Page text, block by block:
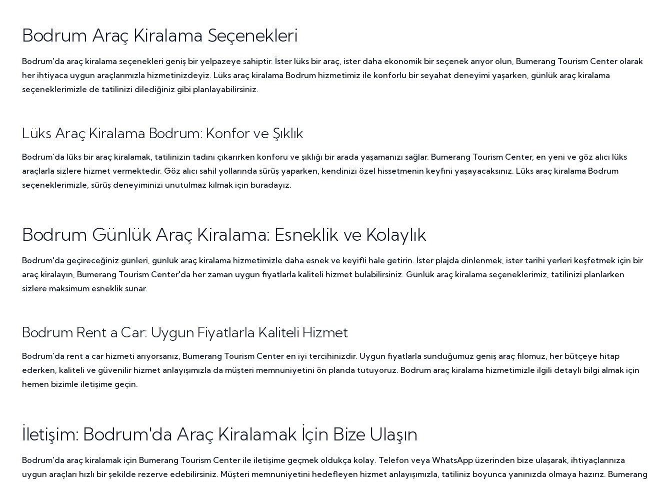
Bodrum Araç Kiralama Seçenekleri
Bodrum'da araç kiralama seçenekleri geniş bir yelpazeye sahiptir. İster lüks bir araç, ister daha ekonomik bir seçenek arıyor olun, Bumerang Tourism Center olarak
her ihtiyaca uygun araçlarımızla hizmetinizdeyiz. Lüks araç kiralama Bodrum hizmetimiz ile konforlu bir seyahat deneyimi yaşarken, günlük araç kiralama
seçeneklerimizle de tatilinizi dilediğiniz gibi planlayabilirsiniz.
Lüks Araç Kiralama Bodrum: Konfor ve Şıklık
Bodrum'da lüks bir araç kiralamak, tatilinizin tadını çıkarırken konforu ve şıklığı bir arada yaşamanızı sağlar. Bumerang Tourism Center, en yeni ve göz alıcı lüks
araçlarla sizlere hizmet vermektedir. Göz alıcı sahil yollarında sürüş yaparken, kendinizi özel hissetmenin keyfini yaşayacaksınız. Lüks araç kiralama Bodrum
seçeneklerimizle, sürüş deneyiminizi unutulmaz kılmak için buradayız.
Bodrum Günlük Araç Kiralama: Esneklik ve Kolaylık
Bodrum'da geçireceğiniz günleri, günlük araç kiralama hizmetimizle daha esnek ve keyifli hale getirin. İster plajda dinlenmek, ister tarihi yerleri keşfetmek için bir
araç kiralayın, Bumerang Tourism Center'da her zaman uygun fiyatlarla kaliteli hizmet bulabilirsiniz. Günlük araç kiralama seçeneklerimiz, tatilinizi planlarken
sizlere maksimum esneklik sunar.
Bodrum Rent a Car: Uygun Fiyatlarla Kaliteli Hizmet
Bodrum'da rent a car hizmeti arıyorsanız, Bumerang Tourism Center en iyi tercihinizdir. Uygun fiyatlarla sunduğumuz geniş araç filomuz, her bütçeye hitap
ederken, kaliteli ve güvenilir hizmet anlayışımızla da müşteri memnuniyetini ön planda tutuyoruz. Bodrum araç kiralama hizmetimizle ilgili detaylı bilgi almak için
hemen bizimle iletişime geçin.
İletişim: Bodrum'da Araç Kiralamak İçin Bize Ulaşın
Bodrum'da araç kiralamak için Bumerang Tourism Center ile iletişime geçmek oldukça kolay. Telefon veya WhatsApp üzerinden bize ulaşarak, ihtiyaçlarınıza
uygun araçları hızlı bir şekilde rezerve edebilirsiniz. Müşteri memnuniyetini hedefleyen hizmet anlayışımızla, tatiliniz boyunca yanınızda olmaya hazırız. Bumerang